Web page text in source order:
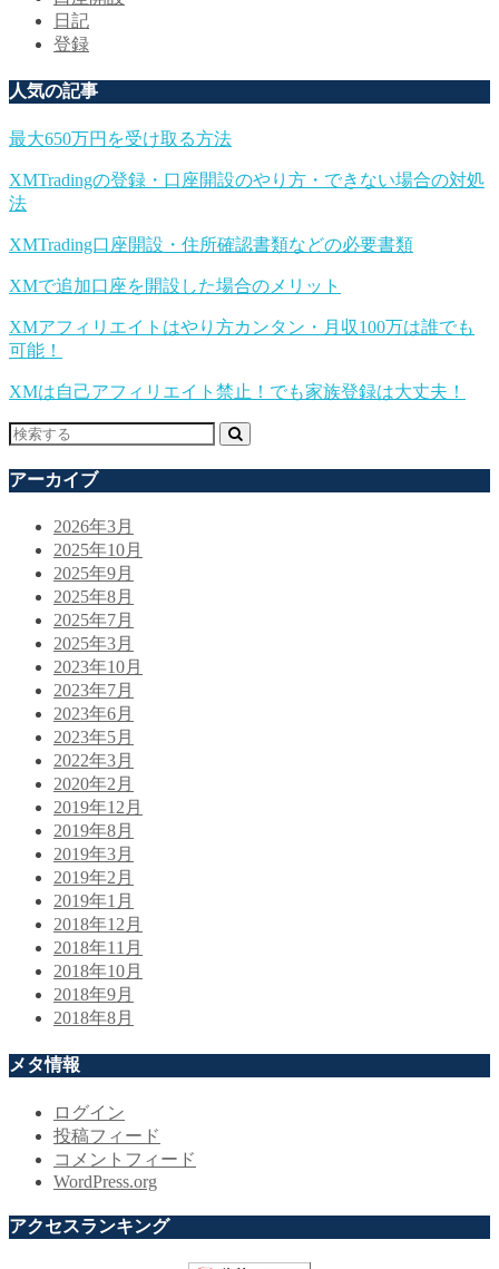
日記
登録
人気の記事
最大650万円を受け取る方法
XMTradingの登録・口座開設のやり方・できない場合の対処
法
XMTrading口座開設・住所確認書類などの必要書類
XMで追加口座を開設した場合のメリット
XMアフィリエイトはやり方カンタン・月収100万は誰でも
可能！
XMは自己アフィリエイト禁止！でも家族登録は大丈夫！
アーカイブ
2026年3月
2025年10月
2025年9月
2025年8月
2025年7月
2025年3月
2023年10月
2023年7月
2023年6月
2023年5月
2022年3月
2020年2月
2019年12月
2019年8月
2019年3月
2019年2月
2019年1月
2018年12月
2018年11月
2018年10月
2018年9月
2018年8月
メタ情報
ログイン
投稿フィード
コメントフィード
WordPress.org
アクセスランキング